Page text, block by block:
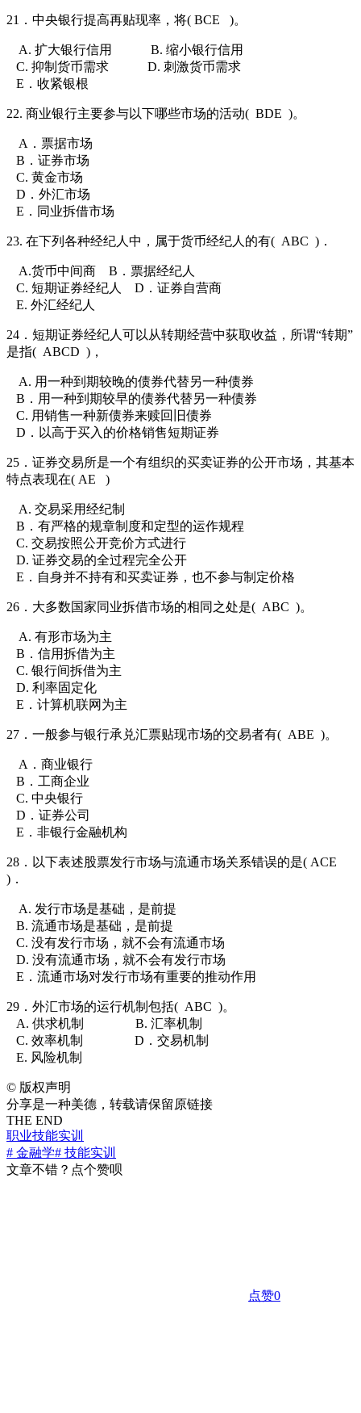
21．中央银行提高再贴现率，将( BCE )。
A. 扩大银行信用
B. 缩小银行信用
C. 抑制货币需求
D. 刺激货币需求
E．收紧银根
22. 商业银行主要参与以下哪些市场的活动( BDE )。
A．票据市场
B．证券市场
C. 黄金市场
D．外汇市场
E．同业拆借市场
23. 在下列各种经纪人中，属于货币经纪人的有( ABC )．
A.货币中间商
B．票据经纪人
C. 短期证券经纪人
D．证券自营商
E. 外汇经纪人
24．短期证券经纪人可以从转期经营中荻取收益，所谓“转期”
是指( ABCD )，
A. 用一种到期较晚的债券代替另一种债券
B．用一种到期较早的债券代替另一种债券
C. 用销售一种新债券来赎回旧债券
D．以高于买入的价格销售短期证券
25．证券交易所是一个有组织的买卖证券的公开市场，其基本
特点表现在( AE
)
A. 交易采用经纪制
B．有严格的规章制度和定型的运作规程
C. 交易按照公开竞价方式进行
D. 证券交易的全过程完全公开
E．自身并不持有和买卖证券，也不参与制定价格
26．大多数国家同业拆借市场的相同之处是( ABC )。
A. 有形市场为主
B．信用拆借为主
C. 银行间拆借为主
D. 利率固定化
E．计算机联网为主
27．一般参与银行承兑汇票贴现市场的交易者有( ABE )。
A．商业银行
B．工商企业
C. 中央银行
D．证券公司
E．非银行金融机构
28．以下表述股票发行市场与流通市场关系错误的是( ACE
)．
A. 发行市场是基础，是前提
B. 流通市场是基础，是前提
C. 没有发行市场，就不会有流通市场
D. 没有流通市场，就不会有发行市场
E．流通市场对发行市场有重要的推动作用
29．外汇市场的运行机制包括( ABC )。
A. 供求机制
B. 汇率机制
C. 效率机制
D．交易机制
E. 风险机制
© 版权声明
分享是一种美德，转载请保留原链接
THE END
职业技能实训
# 金融学# 技能实训
文章不错？点个赞呗
点赞0